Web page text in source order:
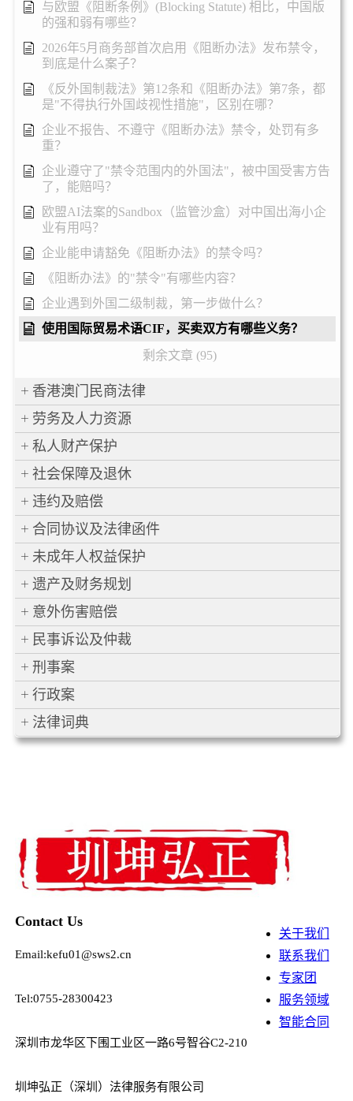
与欧盟《阻断条例》(Blocking Statute) 相比，中国版
的强和弱有哪些？
2026年5月商务部首次启用《阻断办法》发布禁令，
到底是什么案子？
《反外国制裁法》第12条和《阻断办法》第7条，都
是"不得执行外国歧视性措施"，区别在哪？
企业不报告、不遵守《阻断办法》禁令，处罚有多
重？
企业遵守了"禁令范围内的外国法"，被中国受害方告
了，能赔吗？
欧盟AI法案的Sandbox（监管沙盒）对中国出海小企
业有用吗？
企业能申请豁免《阻断办法》的禁令吗？
《阻断办法》的"禁令"有哪些内容？
企业遇到外国二级制裁，第一步做什么？
使用国际贸易术语CIF，买卖双方有哪些义务？
剩余文章 (95)
香港澳门民商法律
劳务及人力资源
私人财产保护
社会保障及退休
违约及赔偿
合同协议及法律函件
未成年人权益保护
遗产及财务规划
意外伤害赔偿
民事诉讼及仲裁
刑事案
行政案
法律词典
Contact Us
Email:kefu01@sws2.cn
Tel:0755-28300423
深圳市龙华区下围工业区一路6号智谷C2-210
圳坤弘正（深圳）法律服务有限公司
关于我们
联系我们
专家团
服务领域
智能合同